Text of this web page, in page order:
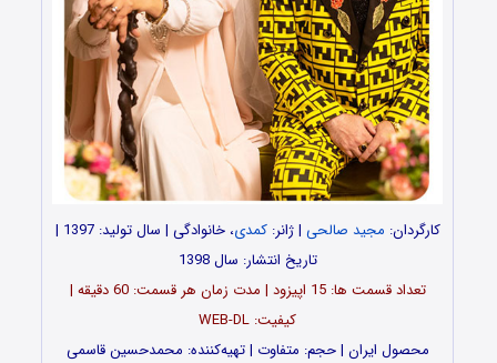
کارگردان: مجید صالحی | ژانر:کمدی
، خانوادگی | سال تولید: 1397 |
تاریخ انتشار: سال 1398
تعداد قسمت ها: 15 اپیزود | مدت زمان هر قسمت: 60 دقیقه |
کیفیت: WEB-DL
محصول ایران | حجم: متفاوت | تهیه‌کننده: محمدحسین قاسمی